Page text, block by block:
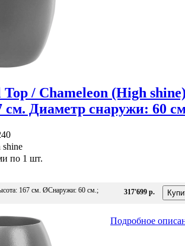
/ Chameleon (High
см. Диаметр снаружи: 60
по 1 шт.
167 см. ØСнаружи: 60 см.;
317'699 р.
Подробное